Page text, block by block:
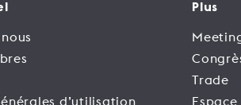
d’utilisation
Plus
Trade